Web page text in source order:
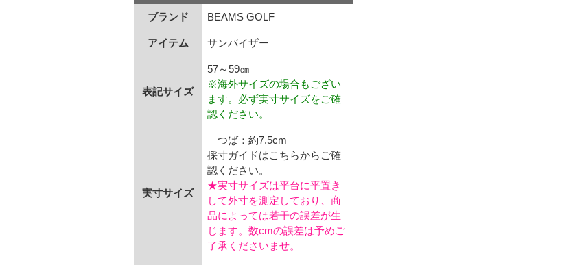
ブランド BEAMS GOLF
アイテム サンバイザー
表記サイズ
57～59㎝
※海外サイズの場合もござい
ます。必ず実寸サイズをご確
認ください。
実寸サイズ
つば：約7.5cm
採寸ガイドはこちらからご確
認ください。
★実寸サイズは平台に平置き
して外寸を測定しており、商
品によっては若干の誤差が生
じます。数cmの誤差は予めご
了承くださいませ。